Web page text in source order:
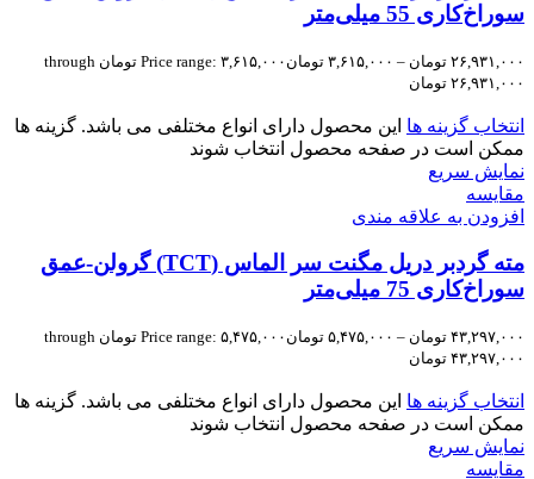
سوراخ‌کاری 55 میلی‌متر
۲۶,۹۳۱,۰۰۰ تومان – ۳,۶۱۵,۰۰۰ تومان
Price range: ۳,۶۱۵,۰۰۰ تومان through
۲۶,۹۳۱,۰۰۰ تومان
انتخاب گزینه ها این محصول دارای انواع مختلفی می باشد. گزینه ها
ممکن است در صفحه محصول انتخاب شوند
نمایش سریع
مقايسه
افزودن به علاقه مندی
مته گردبر دریل مگنت سر الماس (TCT) گرولن-عمق
سوراخ‌کاری 75 میلی‌متر
۴۳,۲۹۷,۰۰۰ تومان – ۵,۴۷۵,۰۰۰ تومان
Price range: ۵,۴۷۵,۰۰۰ تومان through
۴۳,۲۹۷,۰۰۰ تومان
انتخاب گزینه ها این محصول دارای انواع مختلفی می باشد. گزینه ها
ممکن است در صفحه محصول انتخاب شوند
نمایش سریع
مقايسه